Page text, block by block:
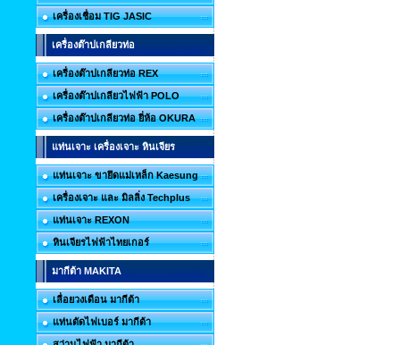
เครื่องเชื่อม TIG JASIC
เครื่องต๊าปเกลียวท่อ
เครื่องต๊าปเกลียวท่อ REX
เครื่องต๊าปเกลียวไฟฟ้า POLO
เครื่องต๊าปเกลียวท่อ ยี่ห้อ OKURA
แท่นเจาะ เครื่องเจาะ หินเจียร
แท่นเจาะ ขายึดแม่เหล็ก Kaesung
เครื่องเจาะ และ มิลลิ่ง Techplus
แท่นเจาะ REXON
หินเจียรไฟฟ้าไทยเกอร์
มากีต้า MAKITA
เลื่อยวงเดือน มากีต้า
แท่นตัดไฟเบอร์ มากีต้า